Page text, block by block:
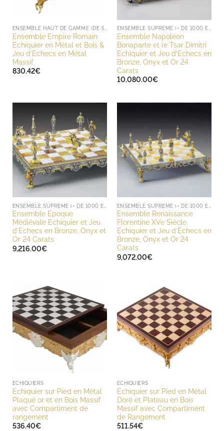
Ensemble Empire Romain
Echiquier en Métal et Bois &
Jeu d’Echecs en Métal
Massif
830.42€
Ensemble Napoléon
Bonaparte et le Tsar Dimitri
Echiquier et Jeu d’Echecs en
Bronze, Onyx et Or 24
Carats
10,080.00€
Ensemble Epoque
Médiévale Echiquier et Jeu
d’Echecs en Bronze, Onyx et
Or 24 Carats
9,216.00€
Ensemble Renaissance
Florentine XVe Siècle
Echiquier et Jeu d’Echecs en
Bronze, Onyx et Or 24
Carats
9,072.00€
ECHIQUIERS
Echiquier sur Pied en Métal
Plaqué or et en Bois Massif
avec Compartiment de
rangement
536.40€
ECHIQUIERS
Echiquier sur Pied en Métal
Doré et Plateau en Bois
Massif avec Compartiment
de Rangement
511.54€